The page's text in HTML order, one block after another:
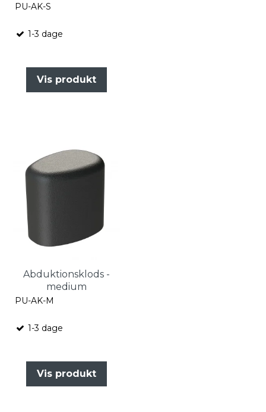
PU-AK-S
1-3 dage
Vis produkt
Abduktionsklods -
medium
PU-AK-M
1-3 dage
Vis produkt